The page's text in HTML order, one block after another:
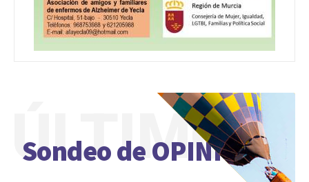
Sondeo de OPINIÓN
ÚLTIMO